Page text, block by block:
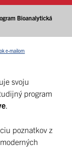
Bioanalytická
e-mailom
svoju
program
poznatkov z